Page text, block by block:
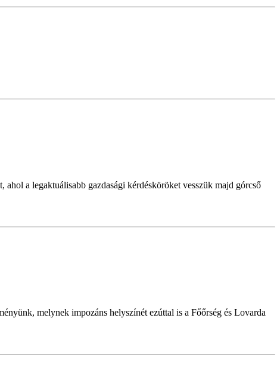
a legaktuálisabb gazdasági kérdésköröket vesszük majd górcső
melynek impozáns helyszínét ezúttal is a Főőrség és Lovarda